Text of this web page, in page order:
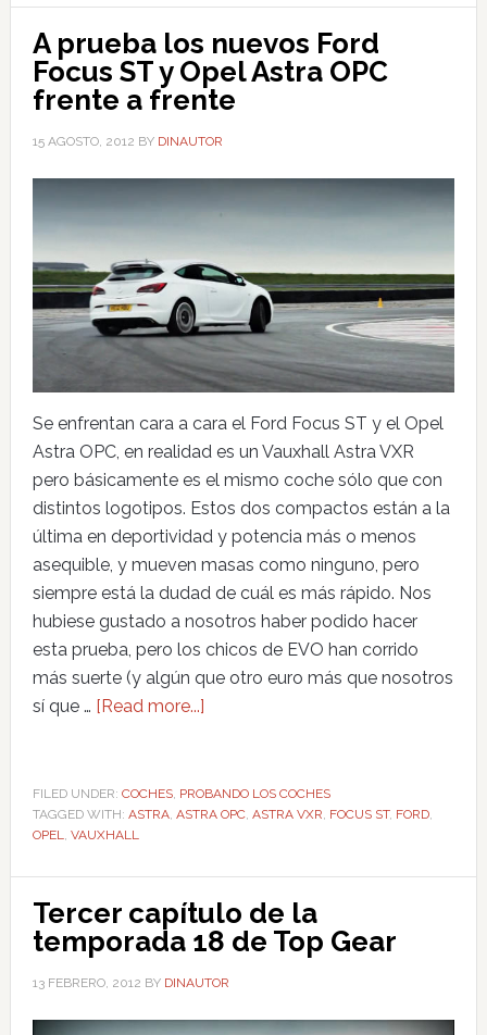
A prueba los nuevos Ford
Focus ST y Opel Astra OPC
frente a frente
15 AGOSTO, 2012 BY DINAUTOR
Se enfrentan cara a cara el Ford Focus ST y el Opel
Astra OPC, en realidad es un Vauxhall Astra VXR
pero básicamente es el mismo coche sólo que con
distintos logotipos. Estos dos compactos están a la
última en deportividad y potencia más o menos
asequible, y mueven masas como ninguno, pero
siempre está la dudad de cuál es más rápido. Nos
hubiese gustado a nosotros haber podido hacer
esta prueba, pero los chicos de EVO han corrido
más suerte (y algún que otro euro más que nosotros
sí que … [Read more...]
FILED UNDER: COCHES, PROBANDO LOS COCHES
TAGGED WITH: ASTRA, ASTRA OPC, ASTRA VXR, FOCUS ST, FORD,
OPEL, VAUXHALL
Tercer capítulo de la
temporada 18 de Top Gear
13 FEBRERO, 2012 BY DINAUTOR